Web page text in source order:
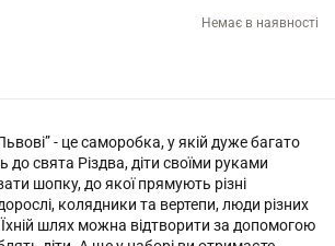
Немає в наявності
- це саморобка, у якій дуже багато
до свята Різдва, діти своїми руками
шопку, до якої прямують різні
колядники та вертепи, люди різних
Їхній шлях можна відтворити за допомогою